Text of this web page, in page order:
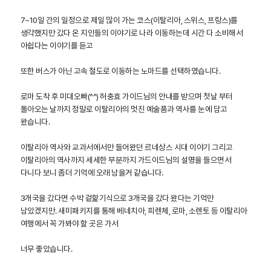
7~10일 간의 일정으로 제일 많이 가는 코스(이탈리아, 스위스, 프랑스)를
생각했지만 갔다 온 지인들의 이야기로 나라 이동하는데 시간 다 소비해서
아쉽다는 이야기를 듣고
또한 버스가 아닌 고속 철도로 이동하는 노마드를 선택하였습니다.
로마 도착 후 미대오빠(^^) 허충효 가이드님의 안내를 받으며 첫날 부터
돌아오는 날까지 정말로 이탈리아의 멋진 예술품과 역사를 눈에 담고
왔습니다.
이탈리아 역사와 교과서에서만 들어왔던 르네상스 시대 이야기 그리고
이탈리아의 역사까지 세세한 부분까지 가드이드님의 설명을 들으면서
다니다 보니 좀더 기억에 오래 남을거 같습니다.
3개국을 갔다면 수박 겉핥기식으로 3개국을 갔다 왔다는 기억만
남았겠지만. 새미패키지를 통해 베네치아, 피렌체, 로마, 소렌토 등 이탈리아
여행에서 꼭 가봐야 할 곳은 가서
너무 좋았습니다.